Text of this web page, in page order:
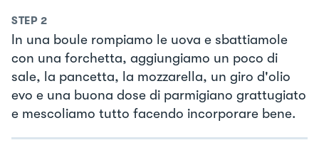
STEP 2
In una boule rompiamo le uova e sbattiamole
con una forchetta, aggiungiamo un poco di
sale, la pancetta, la mozzarella, un giro d'olio
evo e una buona dose di parmigiano grattugiato
e mescoliamo tutto facendo incorporare bene.